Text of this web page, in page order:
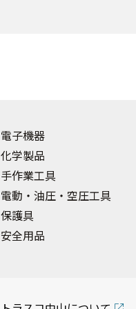
電子機器
化学製品
手作業工具
電動・油圧・空圧工具
保護具
安全用品